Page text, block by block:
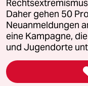
Feedback
Leitlinie Informant
Seitenwende
Daher gehen 50
Neuanmeldungen
eine Kampagne,
und Jugendorte